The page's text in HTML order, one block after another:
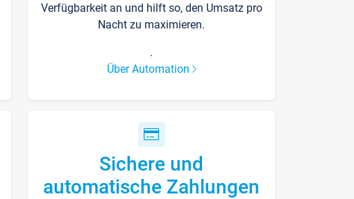
Verfügbarkeit an und hilft so, den Umsatz pro
Nacht zu maximieren.
.
Über Automation
Sichere und
automatische Zahlungen